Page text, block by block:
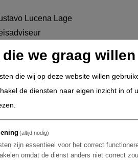
Lucena Lage
we graag
die wij op deze website willen
de diensten naar eigen inzicht in of
(altijd nodig)
zijn essentieel voor het correct
omdat de dienst anders niet correct